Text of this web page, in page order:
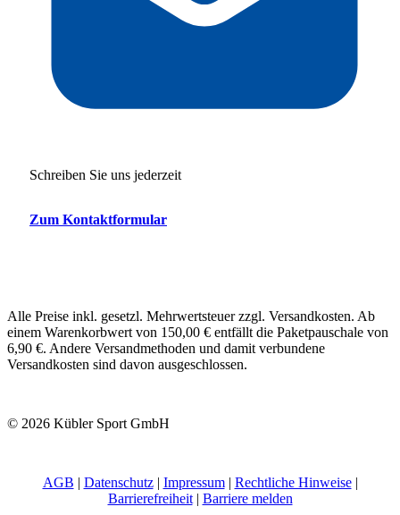
Schreiben Sie uns jederzeit
Zum Kontaktformular
Alle Preise inkl. gesetzl. Mehrwertsteuer zzgl. Versandkosten. Ab
einem Warenkorbwert von 150,00 € entfällt die Paketpauschale von
6,90 €. Andere Versandmethoden und damit verbundene
Versandkosten sind davon ausgeschlossen.
© 2026 Kübler Sport GmbH
AGB | Datenschutz| Impressum| Rechtliche Hinweise|
Barrierefreiheit| Barriere melden